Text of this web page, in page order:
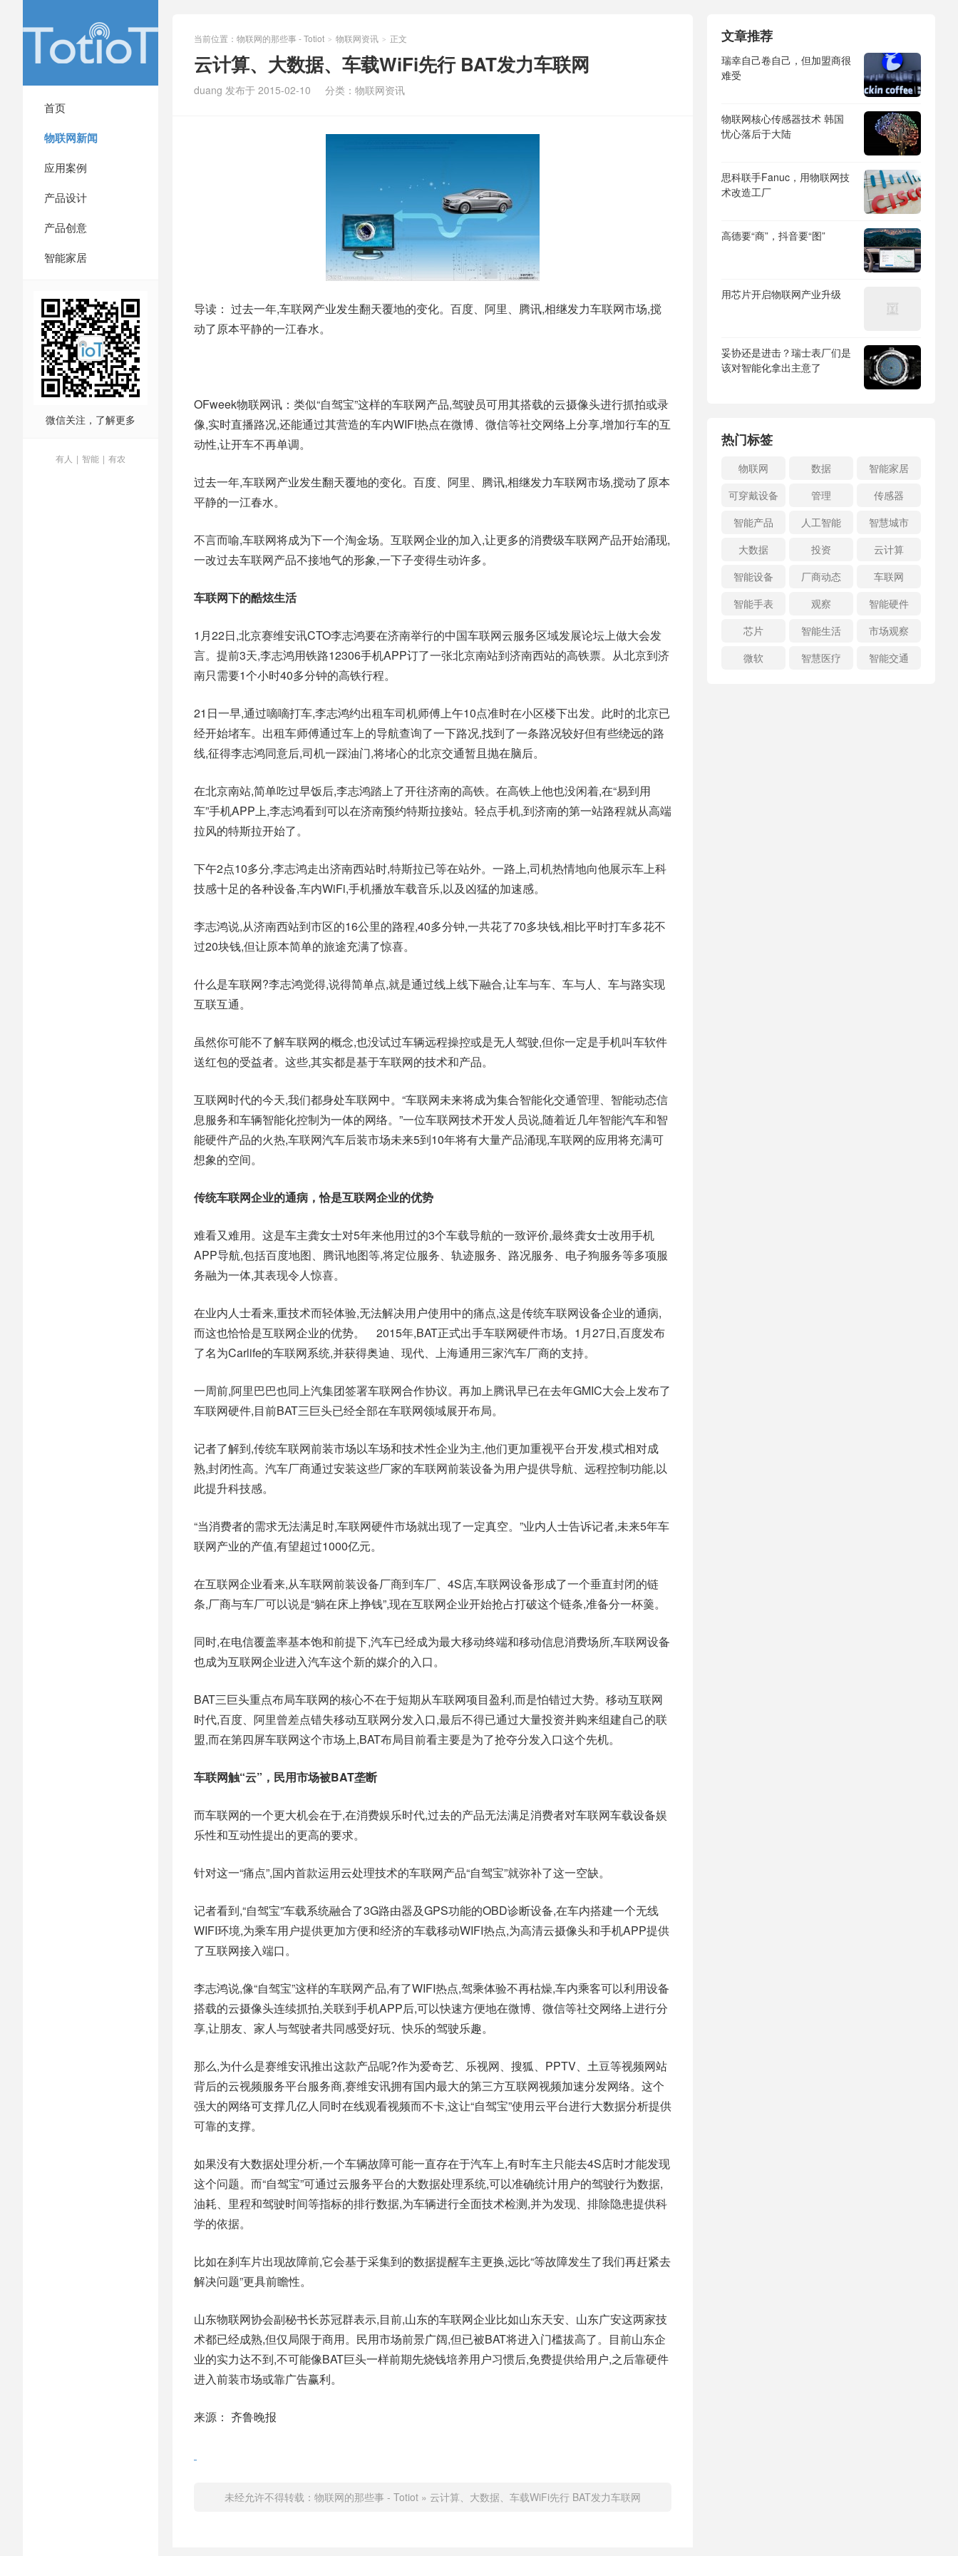
首页
物联网新闻
应用案例
产品设计
产品创意
智能家居
微信关注，了解更多
有人 | 智能 | 有农
当前位置： 物联网的那些事 - Totiot > 物联网资讯 > 正文
云计算、大数据、车载WiFi先行 BAT发力车联网
duang 发布于 2015-02-10 分类： 物联网资讯
导读： 过去一年,车联网产业发生翻天覆地的变化。百度、阿里、腾讯,相继发力车联网市场,搅
动了原本平静的一江春水。
OFweek物联网讯：类似“自驾宝”这样的车联网产品,驾驶员可用其搭载的云摄像头进行抓拍或录
像,实时直播路况,还能通过其营造的车内WIFI热点在微博、微信等社交网络上分享,增加行车的互
动性,让开车不再单调。
过去一年,车联网产业发生翻天覆地的变化。百度、阿里、腾讯,相继发力车联网市场,搅动了原本
平静的一江春水。
不言而喻,车联网将成为下一个淘金场。互联网企业的加入,让更多的消费级车联网产品开始涌现,
一改过去车联网产品不接地气的形象,一下子变得生动许多。
车联网下的酷炫生活
1月22日,北京赛维安讯CTO李志鸿要在济南举行的中国车联网云服务区域发展论坛上做大会发
言。提前3天,李志鸿用铁路12306手机APP订了一张北京南站到济南西站的高铁票。从北京到济
南只需要1个小时40多分钟的高铁行程。
21日一早,通过嘀嘀打车,李志鸿约出租车司机师傅上午10点准时在小区楼下出发。此时的北京已
经开始堵车。出租车师傅通过车上的导航查询了一下路况,找到了一条路况较好但有些绕远的路
线,征得李志鸿同意后,司机一踩油门,将堵心的北京交通暂且抛在脑后。
在北京南站,简单吃过早饭后,李志鸿踏上了开往济南的高铁。在高铁上他也没闲着,在“易到用
车”手机APP上,李志鸿看到可以在济南预约特斯拉接站。轻点手机,到济南的第一站路程就从高端
拉风的特斯拉开始了。
下午2点10多分,李志鸿走出济南西站时,特斯拉已等在站外。一路上,司机热情地向他展示车上科
技感十足的各种设备,车内WiFi,手机播放车载音乐,以及凶猛的加速感。
李志鸿说,从济南西站到市区的16公里的路程,40多分钟,一共花了70多块钱,相比平时打车多花不
过20块钱,但让原本简单的旅途充满了惊喜。
什么是车联网?李志鸿觉得,说得简单点,就是通过线上线下融合,让车与车、车与人、车与路实现
互联互通。
虽然你可能不了解车联网的概念,也没试过车辆远程操控或是无人驾驶,但你一定是手机叫车软件
送红包的受益者。这些,其实都是基于车联网的技术和产品。
互联网时代的今天,我们都身处车联网中。“车联网未来将成为集合智能化交通管理、智能动态信
息服务和车辆智能化控制为一体的网络。”一位车联网技术开发人员说,随着近几年智能汽车和智
能硬件产品的火热,车联网汽车后装市场未来5到10年将有大量产品涌现,车联网的应用将充满可
想象的空间。
传统车联网企业的通病，恰是互联网企业的优势
难看又难用。这是车主龚女士对5年来他用过的3个车载导航的一致评价,最终龚女士改用手机
APP导航,包括百度地图、腾讯地图等,将定位服务、轨迹服务、路况服务、电子狗服务等多项服
务融为一体,其表现令人惊喜。
在业内人士看来,重技术而轻体验,无法解决用户使用中的痛点,这是传统车联网设备企业的通病,
而这也恰恰是互联网企业的优势。 2015年,BAT正式出手车联网硬件市场。1月27日,百度发布
了名为Carlife的车联网系统,并获得奥迪、现代、上海通用三家汽车厂商的支持。
一周前,阿里巴巴也同上汽集团签署车联网合作协议。再加上腾讯早已在去年GMIC大会上发布了
车联网硬件,目前BAT三巨头已经全部在车联网领域展开布局。
记者了解到,传统车联网前装市场以车场和技术性企业为主,他们更加重视平台开发,模式相对成
熟,封闭性高。汽车厂商通过安装这些厂家的车联网前装设备为用户提供导航、远程控制功能,以
此提升科技感。
“当消费者的需求无法满足时,车联网硬件市场就出现了一定真空。”业内人士告诉记者,未来5年车
联网产业的产值,有望超过1000亿元。
在互联网企业看来,从车联网前装设备厂商到车厂、4S店,车联网设备形成了一个垂直封闭的链
条,厂商与车厂可以说是“躺在床上挣钱”,现在互联网企业开始抢占打破这个链条,准备分一杯羹。
同时,在电信覆盖率基本饱和前提下,汽车已经成为最大移动终端和移动信息消费场所,车联网设备
也成为互联网企业进入汽车这个新的媒介的入口。
BAT三巨头重点布局车联网的核心不在于短期从车联网项目盈利,而是怕错过大势。移动互联网
时代,百度、阿里曾差点错失移动互联网分发入口,最后不得已通过大量投资并购来组建自己的联
盟,而在第四屏车联网这个市场上,BAT布局目前看主要是为了抢夺分发入口这个先机。
车联网触“云”， 民用市场被BAT垄断
而车联网的一个更大机会在于,在消费娱乐时代,过去的产品无法满足消费者对车联网车载设备娱
乐性和互动性提出的更高的要求。
针对这一“痛点”,国内首款运用云处理技术的车联网产品“自驾宝”就弥补了这一空缺。
记者看到,“自驾宝”车载系统融合了3G路由器及GPS功能的OBD诊断设备,在车内搭建一个无线
WIFI环境,为乘车用户提供更加方便和经济的车载移动WIFI热点,为高清云摄像头和手机APP提供
了互联网接入端口。
李志鸿说,像“自驾宝”这样的车联网产品,有了WIFI热点,驾乘体验不再枯燥,车内乘客可以利用设备
搭载的云摄像头连续抓拍,关联到手机APP后,可以快速方便地在微博、微信等社交网络上进行分
享,让朋友、家人与驾驶者共同感受好玩、快乐的驾驶乐趣。
那么,为什么是赛维安讯推出这款产品呢?作为爱奇艺、乐视网、搜狐、PPTV、土豆等视频网站
背后的云视频服务平台服务商,赛维安讯拥有国内最大的第三方互联网视频加速分发网络。这个
强大的网络可支撑几亿人同时在线观看视频而不卡,这让“自驾宝”使用云平台进行大数据分析提供
可靠的支撑。
如果没有大数据处理分析,一个车辆故障可能一直存在于汽车上,有时车主只能去4S店时才能发现
这个问题。而“自驾宝”可通过云服务平台的大数据处理系统,可以准确统计用户的驾驶行为数据,
油耗、里程和驾驶时间等指标的排行数据,为车辆进行全面技术检测,并为发现、排除隐患提供科
学的依据。
比如在刹车片出现故障前,它会基于采集到的数据提醒车主更换,远比“等故障发生了我们再赶紧去
解决问题”更具前瞻性。
山东物联网协会副秘书长苏冠群表示,目前,山东的车联网企业比如山东天安、山东广安这两家技
术都已经成熟,但仅局限于商用。民用市场前景广阔,但已被BAT将进入门槛拔高了。目前山东企
业的实力达不到,不可能像BAT巨头一样前期先烧钱培养用户习惯后,免费提供给用户,之后靠硬件
进入前装市场或靠广告赢利。
来源： 齐鲁晚报
未经允许不得转载： 物联网的那些事 - Totiot » 云计算、大数据、车载WiFi先行 BAT发力车联网
文章推荐
瑞幸自己卷自己，但加盟商很
难受
物联网核心传感器技术 韩国
忧心落后于大陆
思科联手Fanuc，用物联网技
术改造工厂
高德要“商”，抖音要“图”
用芯片开启物联网产业升级
妥协还是进击？瑞士表厂们是
该对智能化拿出主意了
热门标签
物联网 数据
智能家居
可穿戴设备
管理
传感器
智能产品
人工智能
智慧城市
大数据
投资
云计算
智能设备
厂商动态
车联网
智能手表
观察
智能硬件
芯片
智能生活
市场观察
微软
智慧医疗 智能交通